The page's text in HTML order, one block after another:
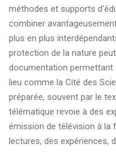
méthodes et supports
combiner
plus en plus
protection de la nature
documentation permettant
lieu comme la Cité des
préparée, souvent par le
télématique revoie à des
émission de télévision à la
lectures, des expériences,